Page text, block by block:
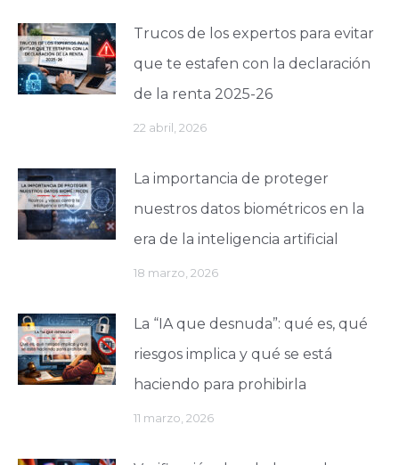
Trucos de los expertos para evitar
que te estafen con la declaración
de la renta 2025-26
22 abril, 2026
La importancia de proteger
nuestros datos biométricos en la
era de la inteligencia artificial
18 marzo, 2026
La “IA que desnuda”: qué es, qué
riesgos implica y qué se está
haciendo para prohibirla
11 marzo, 2026